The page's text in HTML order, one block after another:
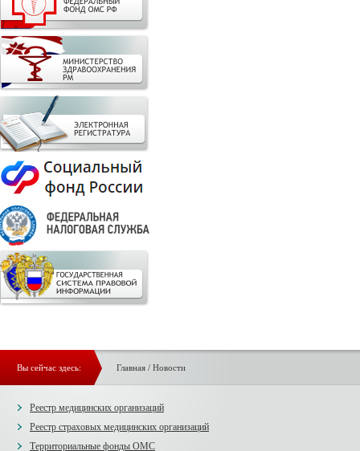
Вы сейчас здесь: Главная/ Новости
Реестр медицинских организаций
Реестр страховых медицинских организаций
Территориальные фонды ОМС